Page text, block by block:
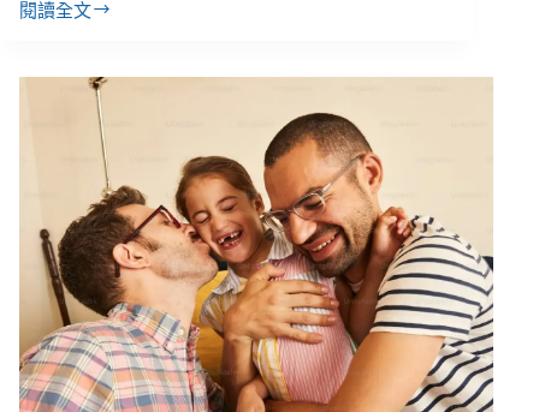
閱讀全文
兒
證、
隱
私
與